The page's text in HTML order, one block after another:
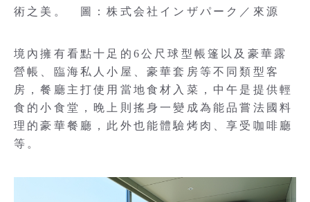
術之美。 圖：株式会社インザパーク／來源
境內擁有看點十足的6公尺球型帳篷以及豪華露
營帳、臨海私人小屋、豪華套房等不同類型客
房，餐廳主打使用當地食材入菜，中午是提供輕
食的小食堂，晚上則搖身一變成為能品嘗法國料
理的豪華餐廳，此外也能體驗烤肉、享受咖啡廳
等。